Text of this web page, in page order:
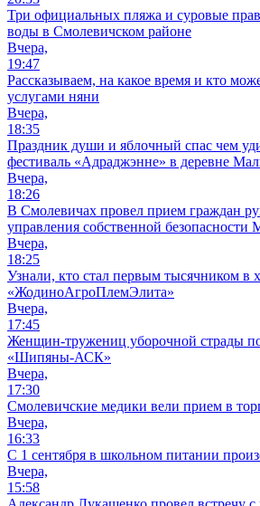
Три официальных пляжа и суровые
воды в Смолевичском районе
Вчера,
19:47
Рассказываем, на какое время и кто
услугами няни
Вчера,
18:35
Праздник души и яблочный спас чем
фестиваль «Адраджэнне» в деревне
Вчера,
18:26
В Смолевичах провел прием граждан
управления собственной
Вчера,
18:25
Узнали, кто стал первым тысячником в
«ЖодиноАгроПлемЭлита»
Вчера,
17:45
Женщин-тружениц уборочной страды
«Шипяны-АСК»
Вчера,
17:30
Смолевичские медики вели прием в
Вчера,
16:33
С 1 сентября в школьном питании
Вчера,
15:58